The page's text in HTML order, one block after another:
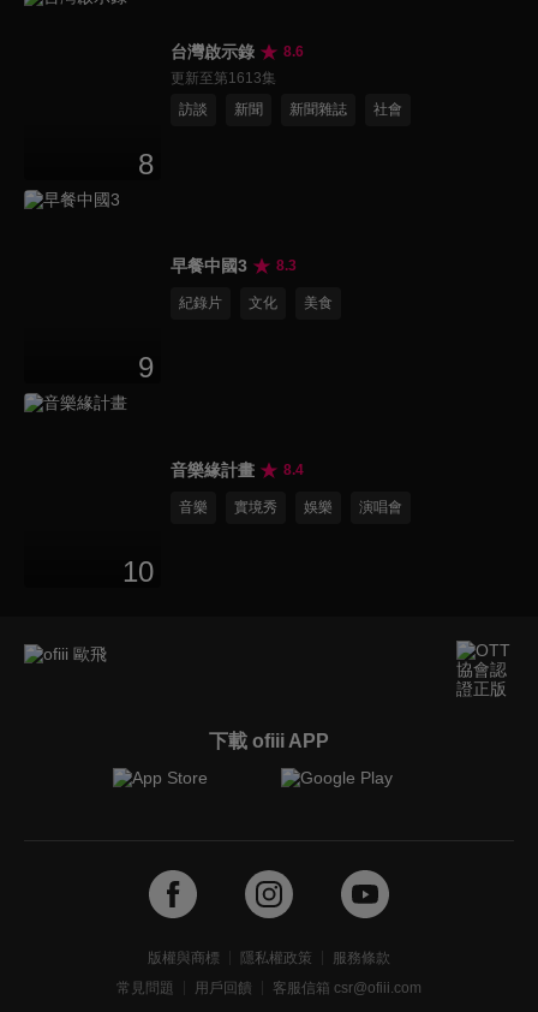
8
台灣啟示錄
8.6
更新至第1613集
訪談
新聞 新聞雜誌 社會
9
早餐中國3 8.3
紀錄片 文化 美食
10
音樂緣計畫 8.4
音樂 實境秀 娛樂 演唱會
下載 ofiii APP
版權與商標 隱私權政策
服務條款
常見問題
用戶回饋 客服信箱 csr@ofiii.com